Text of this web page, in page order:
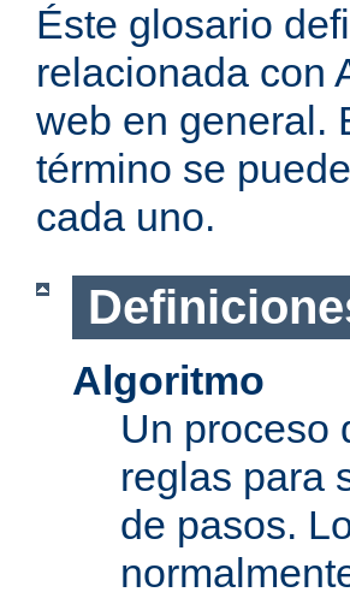
Éste glosario
relacionada con
web en general.
término se
cada uno.
Algoritmo
Un proceso
reglas para
de pasos.